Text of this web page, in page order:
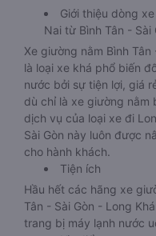
Giới thiệu dòng
Nai từ Bình Tân - Sài
Xe giường nằm Bình
là loại xe khá phổ biến
nước bởi sự tiện lợi, giá
dù chỉ là xe giường nằm
dịch vụ của loại xe đi
Sài Gòn này luôn được
cho hành khách.
Tiện ích
Hầu hết các hãng xe
Tân - Sài Gòn - Long
trang bị máy lạnh nước